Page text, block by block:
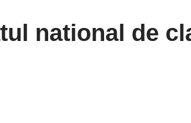
national de